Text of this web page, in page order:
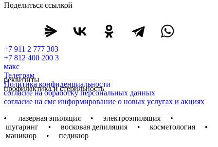
Поделиться ссылкой
+7 911 2 777 303
+7 812 400 200 3
макс
Телеграм
реквизиты
Политика конфиденциальности
профилактика и стерильность
согласие на обработку персональных данных
согласие на смс информирование о новых услугах и акциях
• лазерная эпиляция • электроэпиляция •
шугаринг • восковая депиляция • косметология •
маникюр • педикюр